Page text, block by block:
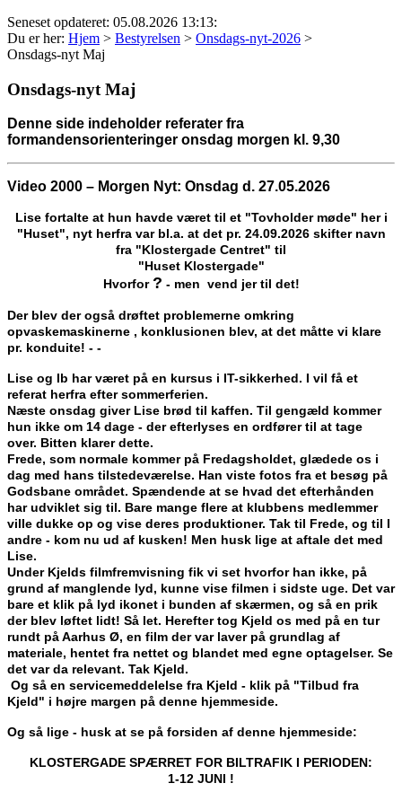
Seneset opdateret: 05.08.2026 13:13:
Du er her: Hjem > Bestyrelsen > Onsdags-nyt-2026 >
Onsdags-nyt Maj
Onsdags-nyt Maj
Denne side indeholder referater fra
formandensorienteringer onsdag morgen kl. 9,30
Video 2000 – Morgen Nyt: Onsdag d. 27.05.2026
Lise fortalte at hun havde været til et "Tovholder møde" her i
"Huset", nyt herfra var bl.a. at det pr. 24.09.2026 skifter navn
fra "Klostergade Centret" til
"Huset Klostergade"
Hvorfor ? - men vend jer til det!
Der blev der også drøftet problemerne omkring
opvaskemaskinerne , konklusionen blev, at det måtte vi klare
pr. konduite! - -
Lise og Ib har været på en kursus i IT-sikkerhed. I vil få et
referat herfra efter sommerferien.
Næste onsdag giver Lise brød til kaffen. Til gengæld kommer
hun ikke om 14 dage - der efterlyses en ordfører til at tage
over. Bitten klarer dette.
Frede, som normale kommer på Fredagsholdet, glædede os i
dag med hans tilstedeværelse. Han viste fotos fra et besøg på
Godsbane området. Spændende at se hvad det efterhånden
har udviklet sig til. Bare mange flere at klubbens medlemmer
ville dukke op og vise deres produktioner. Tak til Frede, og til I
andre - kom nu ud af kusken! Men husk lige at aftale det med
Lise.
Under Kjelds filmfremvisning fik vi set hvorfor han ikke, på
grund af manglende lyd, kunne vise filmen i sidste uge. Det var
bare et klik på lyd ikonet i bunden af skærmen, og så en prik
der blev løftet lidt! Så let. Herefter tog Kjeld os med på en tur
rundt på Aarhus Ø, en film der var laver på grundlag af
materiale, hentet fra nettet og blandet med egne optagelser. Se
det var da relevant. Tak Kjeld.
Og så en servicemeddelelse fra Kjeld - klik på "Tilbud fra
Kjeld" i højre margen på denne hjemmeside.
Og så lige - husk at se på forsiden af denne hjemmeside:
KLOSTERGADE SPÆRRET FOR BILTRAFIK I PERIODEN:
1-12 JUNI !